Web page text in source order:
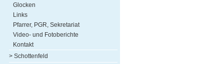
Glocken
Links
Pfarrer, PGR, Sekretariat
Video- und Fotoberichte
Kontakt
> Schottenfeld